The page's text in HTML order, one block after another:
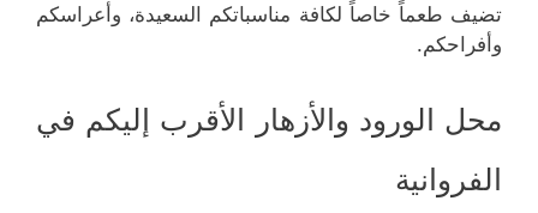
تضيف طعماً خاصاً لكافة مناسباتكم السعيدة، وأعراسكم
وأفراحكم.
محل الورود والأزهار الأقرب إليكم في
الفروانية